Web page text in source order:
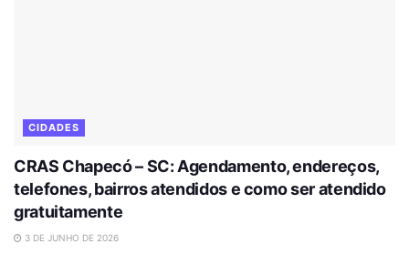
CIDADES
CRAS Chapecó – SC: Agendamento, endereços,
telefones, bairros atendidos e como ser atendido
gratuitamente
3 DE JUNHO DE 2026